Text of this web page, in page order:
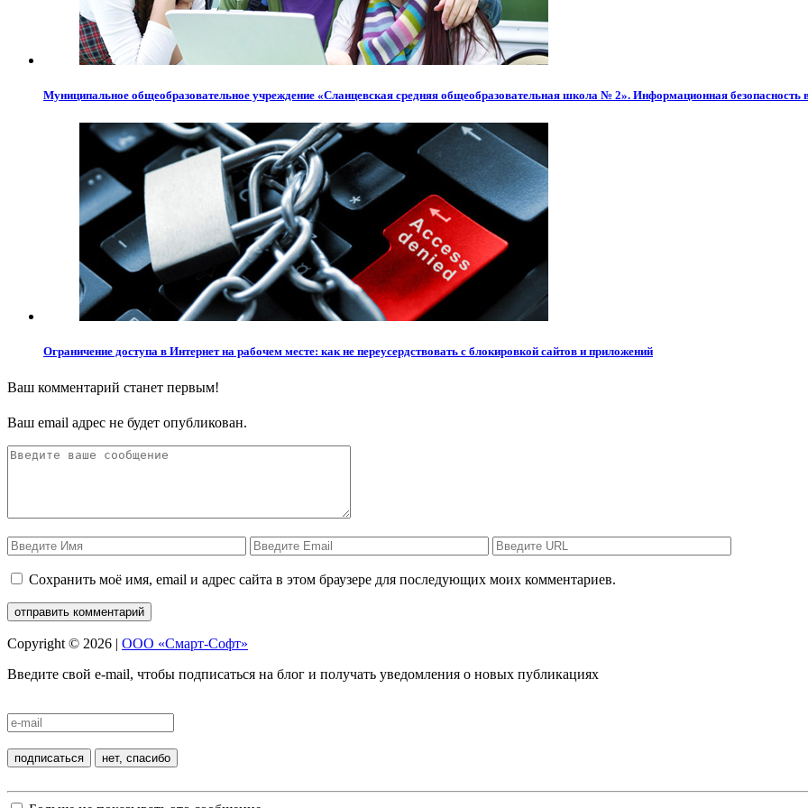
Муниципальное общеобразовательное учреждение «Сланцевская средняя общеобразовательная школа № 2». Информационная безопасность
Ограничение доступа в Интернет на рабочем месте: как не переусердствовать с блокировкой сайтов и приложений
Ваш комментарий станет первым!
Ваш email адрес не будет опубликован.
Сохранить моё имя, email и адрес сайта в этом браузере для последующих моих комментариев.
Copyright © 2026 | ООО «Смарт-Софт»
Введите свой e-mail, чтобы подписаться на блог и получать уведомления о новых публикациях